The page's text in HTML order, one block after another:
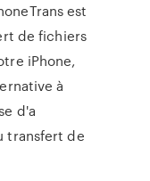
est
de fichiers
iPhone,
à
d'a
transfert de